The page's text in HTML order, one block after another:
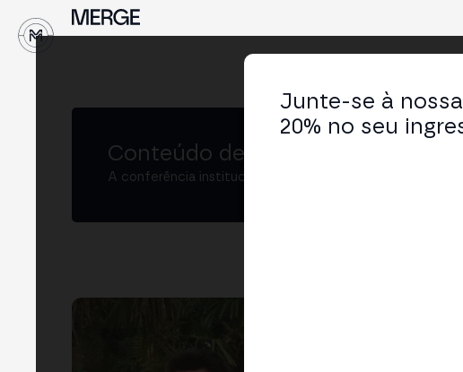
Conteúdo de MERGE
A conferência institucional de cripto e Web3 que
Junte-se à
20% no seu